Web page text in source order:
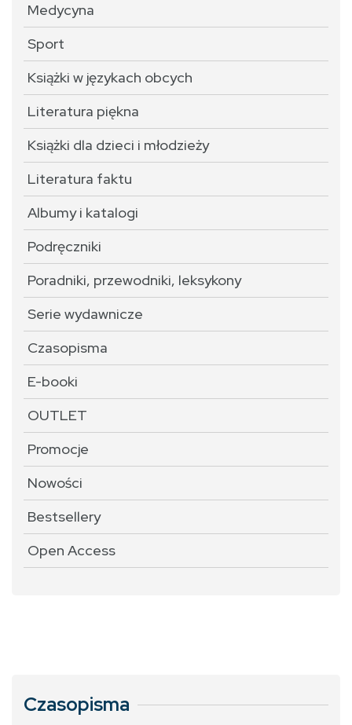
Medycyna
Sport
Książki w językach obcych
Literatura piękna
Książki dla dzieci i młodzieży
Literatura faktu
Albumy i katalogi
Podręczniki
Poradniki, przewodniki, leksykony
Serie wydawnicze
Czasopisma
E-booki
OUTLET
Promocje
Nowości
Bestsellery
Open Access
Czasopisma